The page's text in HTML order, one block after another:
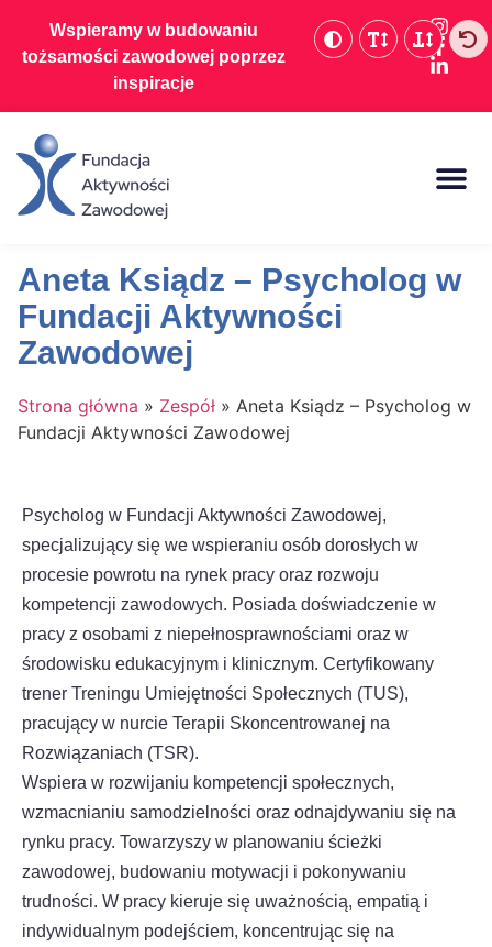
Wspieramy w budowaniu
tożsamości zawodowej poprzez
inspiracje
Aneta Ksiądz – Psycholog w
Fundacji Aktywności
Zawodowej
Strona główna » Zespół » Aneta Ksiądz – Psycholog w
Fundacji Aktywności Zawodowej
Psycholog w Fundacji Aktywności Zawodowej,
specjalizujący się we wspieraniu osób dorosłych w
procesie powrotu na rynek pracy oraz rozwoju
kompetencji zawodowych. Posiada doświadczenie w
pracy z osobami z niepełnosprawnościami oraz w
środowisku edukacyjnym i klinicznym. Certyfikowany
trener Treningu Umiejętności Społecznych (TUS),
pracujący w nurcie Terapii Skoncentrowanej na
Rozwiązaniach (TSR).
Wspiera w rozwijaniu kompetencji społecznych,
wzmacnianiu samodzielności oraz odnajdywaniu się na
rynku pracy. Towarzyszy w planowaniu ścieżki
zawodowej, budowaniu motywacji i pokonywaniu
trudności. W pracy kieruje się uważnością, empatią i
indywidualnym podejściem, koncentrując się na